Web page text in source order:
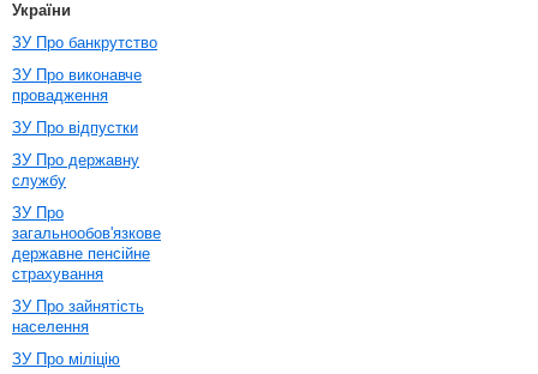
України
ЗУ Про банкрутство
ЗУ Про виконавче
провадження
ЗУ Про відпустки
ЗУ Про державну
службу
ЗУ Про
загальнообов'язкове
державне пенсійне
страхування
ЗУ Про зайнятість
населення
ЗУ Про міліцію